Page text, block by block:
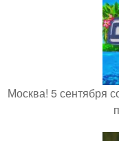
Москва! 5 сентября